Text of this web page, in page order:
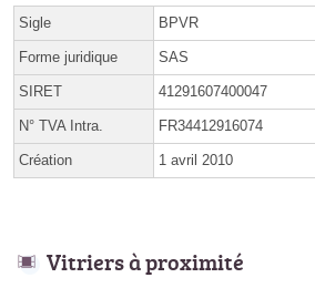
Sigle BPVR
Forme juridique SAS
SIRET 41291607400047
N° TVA Intra. FR34412916074
Création 1 avril 2010
Vitriers à proximité